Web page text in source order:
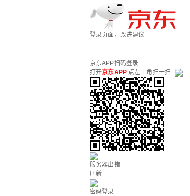
登录页面，改进建议
京东APP扫码登录
打开京东APP 点左上角扫一扫
服务器出错
刷新
密码登录